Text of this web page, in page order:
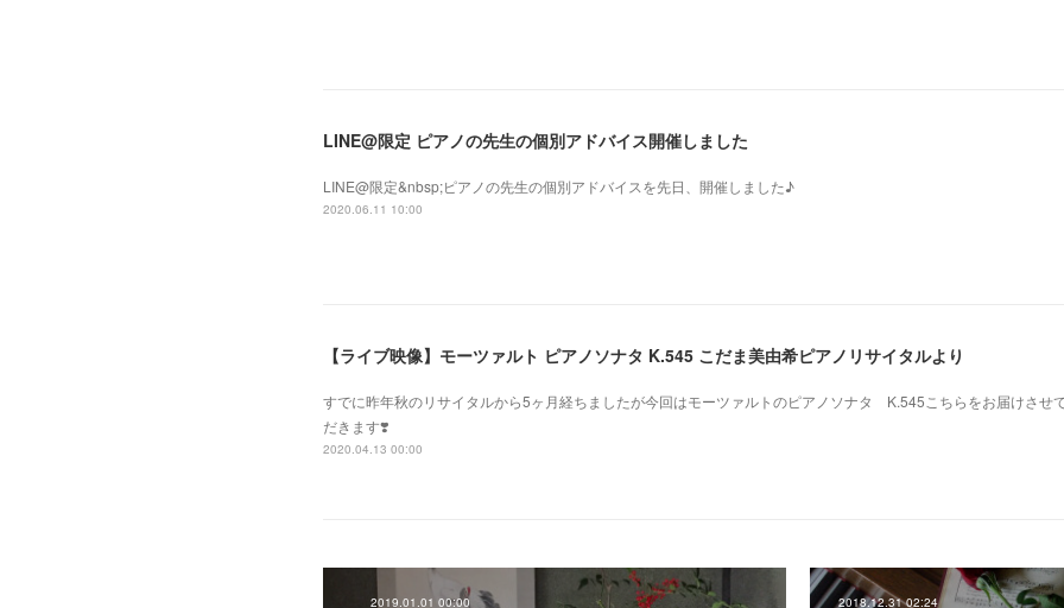
LINE@限定 ピアノの先生の個別アドバイス開催しました
LINE@限定&nbsp;ピアノの先生の個別アドバイスを先日、開催しました♪
2020.06.11 10:00
【ライブ映像】モーツァルト ピアノソナタ K.545 こだま美由希ピアノリサイタルより
すでに昨年秋のリサイタルから5ヶ月経ちましたが今回はモーツァルトのピアノソナタ K.545こちらをお届けさせ
だきます❣️
2020.04.13 00:00
2019.01.01 00:00 2018.12.31 02:24